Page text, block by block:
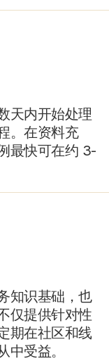
天内开始处理
。在资料充
最快可在约 3-
知识基础，也
仅提供针对性
期在社区和线
受益。